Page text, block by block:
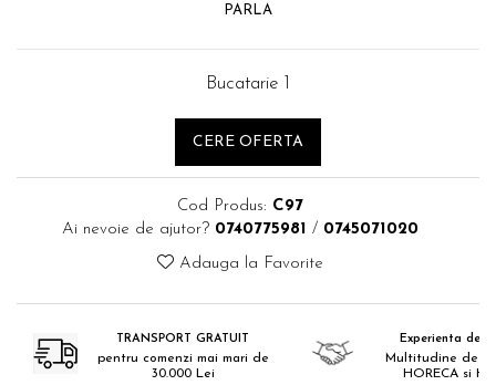
PARLA
Bucatarie 1
CERE OFERTA
Cod Produs: C97
Ai nevoie de ajutor? 0740775981 / 0745071020
Adauga la Favorite
TRANSPORT GRATUIT
pentru comenzi mai mari de
30.000 Lei
Experienta de
Multitudine de
HORECA si